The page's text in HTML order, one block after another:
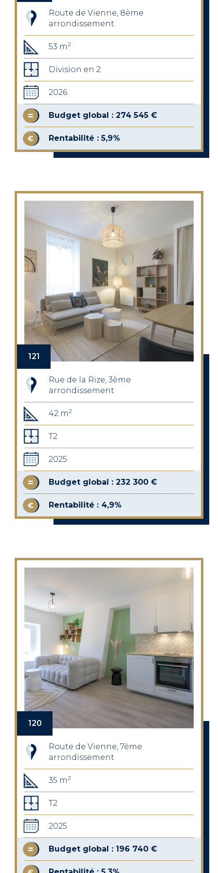
Route de Vienne, 8ème
arrondissement
53 m2
Division en 2
2026
Budget global : 274 545 €
Rentabilité : 5,9%
121
Rue de la Rize, 3ème
arrondissement
42 m2
T2
2025
Budget global : 232 300 €
Rentabilité : 4,9%
120
Route de Vienne, 7ème
arrondissement
35 m2
T2
2025
Budget global : 196 740 €